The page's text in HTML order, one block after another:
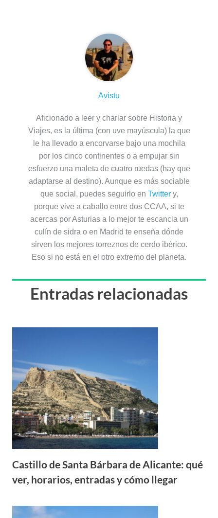
Avistu
Aficionado a leer y charlar sobre Historia y
Viajes, es la última (con uve mayúscula) la que
le ha llevado a encorvarse bajo una mochila
por los cinco continentes o a empujar sin
esfuerzo una maleta de cuatro ruedas (hay que
adaptarse al destino). Aunque es más sociable
que social, puedes seguirlo en Twittery,
porque vive a caballo entre dos CCAA, si te
acercas por Asturias a lo mejor te escancia un
culín de sidra o en Madrid te enseña dónde
sirven los mejores torreznos de cerdo ibérico.
Eso si no está en el otro extremo del planeta.
Entradas relacionadas
Castillo de Santa Bárbara de Alicante: qué
ver, horarios, entradas y cómo llegar